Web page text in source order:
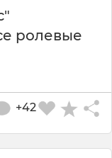
ролевые
+42